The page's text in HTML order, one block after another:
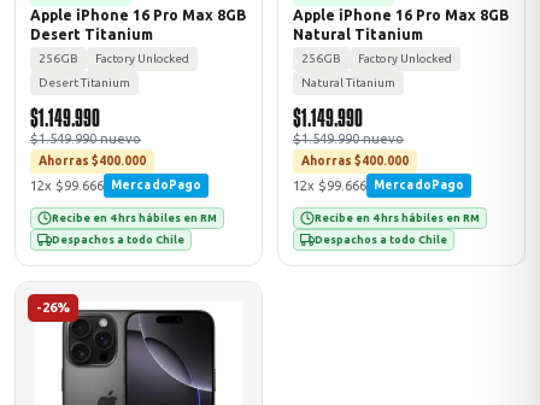
ACER
Apple iPhone 16 Pro Max 8GB
Desert Titanium
256GB
Factory Unlocked
Desert Titanium
$1.149.990
$1.549.990 nuevo
Ahorras $400.000
12x $99.666 MercadoPago
Recibe en 4 hrs hábiles en RM
Despachos a todo Chile
Apple iPhone 16 Pro Max 8GB
Natural Titanium
256GB
Factory Unlocked
Natural Titanium
$1.149.990
$1.549.990 nuevo
Ahorras $400.000
12x $99.666 MercadoPago
Recibe en 4 hrs hábiles en RM
Despachos a todo Chile
-26%